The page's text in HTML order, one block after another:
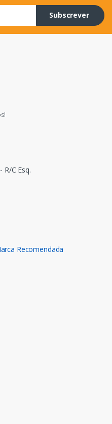
Subscrever
R/C Esq.
Recomendada